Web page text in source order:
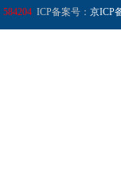
584204 ICP备案号： 京ICP